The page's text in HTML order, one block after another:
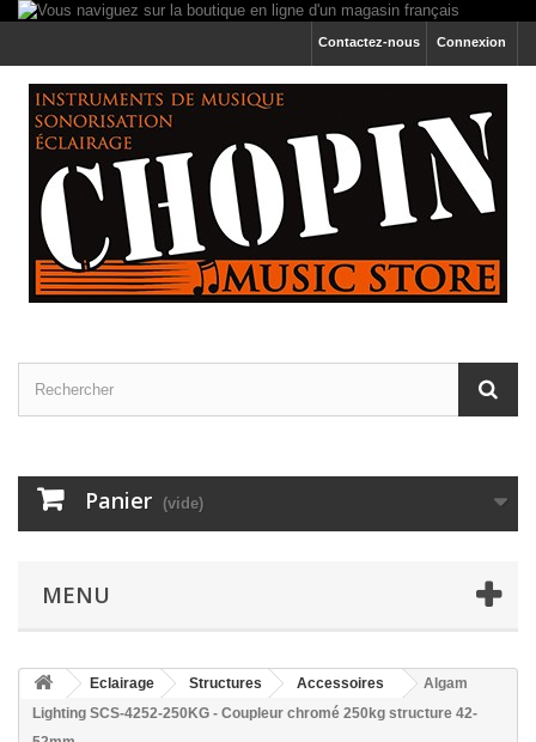
Connexion
Contactez-nous
Panier (vide)
MENU
Eclairage Structures Accessoires
Algam
Lighting SCS-4252-250KG - Coupleur chromé 250kg structure 42-